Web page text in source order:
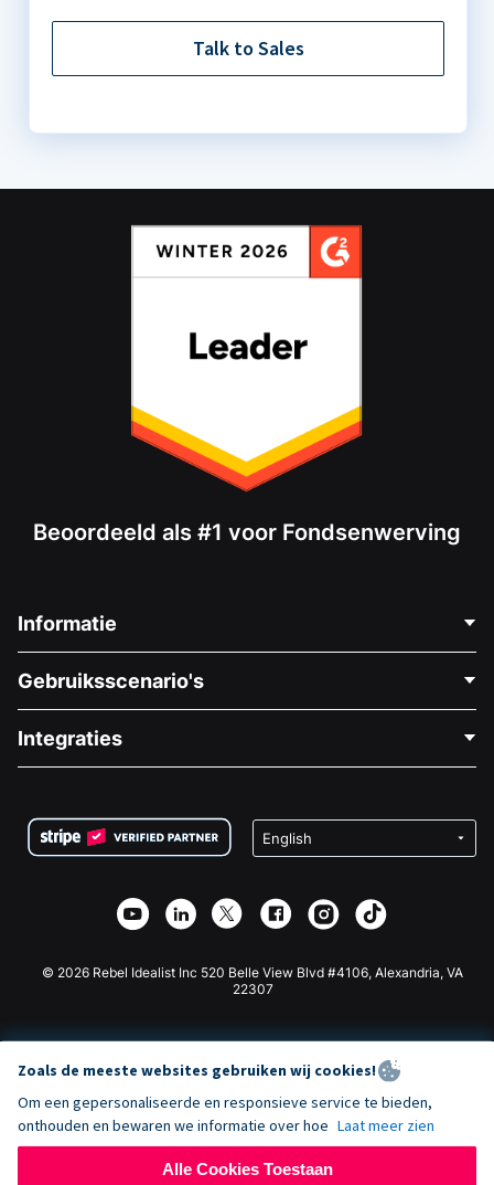
Talk to Sales
Beoordeeld als #1 voor Fondsenwerving
Informatie
Over Ons
Vacatures
Privacy
Affiliate Partnerschap
Gebruiksscenario's
Medische Fondsenwerving
Goede Doelen Fondsenwerving
Integraties
Wix Donatie Plugin
Webflow Donatie App
Joomla Donatie
© 2026 Rebel Idealist Inc 520 Belle View Blvd #4106, Alexandria, VA
22307
Zoals de meeste websites gebruiken wij cookies!
Om een gepersonaliseerde en responsieve service te bieden,
onthouden en bewaren we informatie over hoe Laat meer zien
Alle Cookies Toestaan